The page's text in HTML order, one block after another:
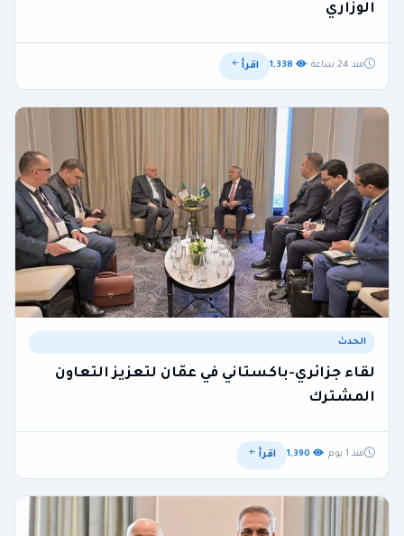
الوزاري
منذ 24 ساعة · اقرأ
الحدث
لقاء جزائري-باكستاني في عمّان لتعزيز التعاون
المشترك
منذ 1 يوم · اقرأ